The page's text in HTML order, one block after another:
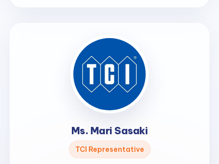
Ms. Mari Sasaki
TCI Representative